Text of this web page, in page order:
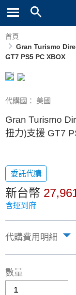
首頁
Gran Turismo
GT7 PS5 PC XBOX
代購國： 美國
Gran Turismo
扭力)支援 GT7
委託代購
新台幣
含運到府
代購費用明細
數量